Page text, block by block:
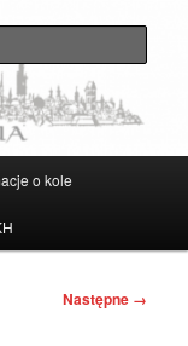
UG
o kole
Następne →